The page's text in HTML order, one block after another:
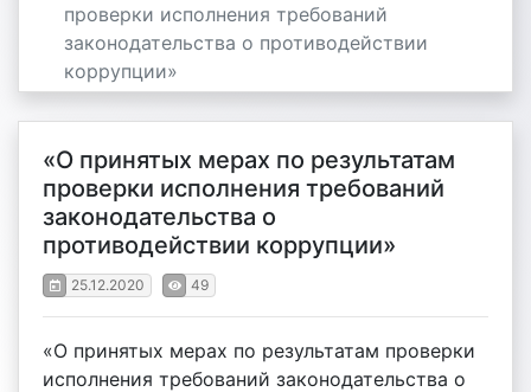
проверки исполнения требований
законодательства о противодействии
коррупции»
«О принятых мерах по результатам
проверки исполнения требований
законодательства о
противодействии коррупции»
25.12.2020 49
«О принятых мерах по результатам проверки
исполнения требований законодательства о